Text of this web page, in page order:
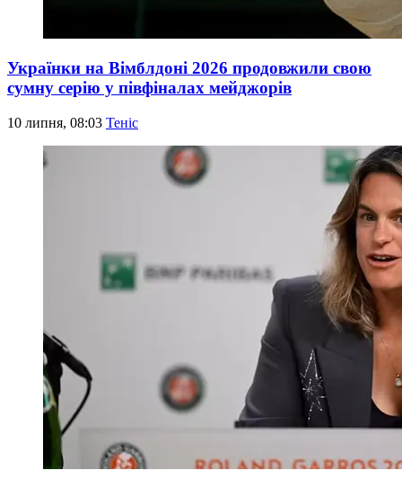
Українки на Вімблдоні 2026 продовжили свою
сумну серію у півфіналах мейджорів
10 липня, 08:03 Теніс